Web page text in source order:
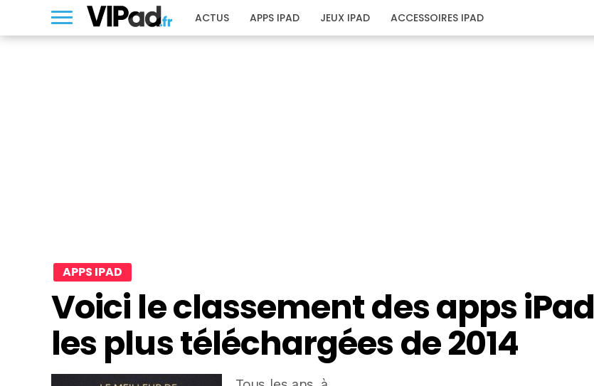
ACTUS APPS IPAD JEUX IPAD ACCESSOIRES IPAD
APPS IPAD
Voici le classement des apps iPad
les plus téléchargées de 2014